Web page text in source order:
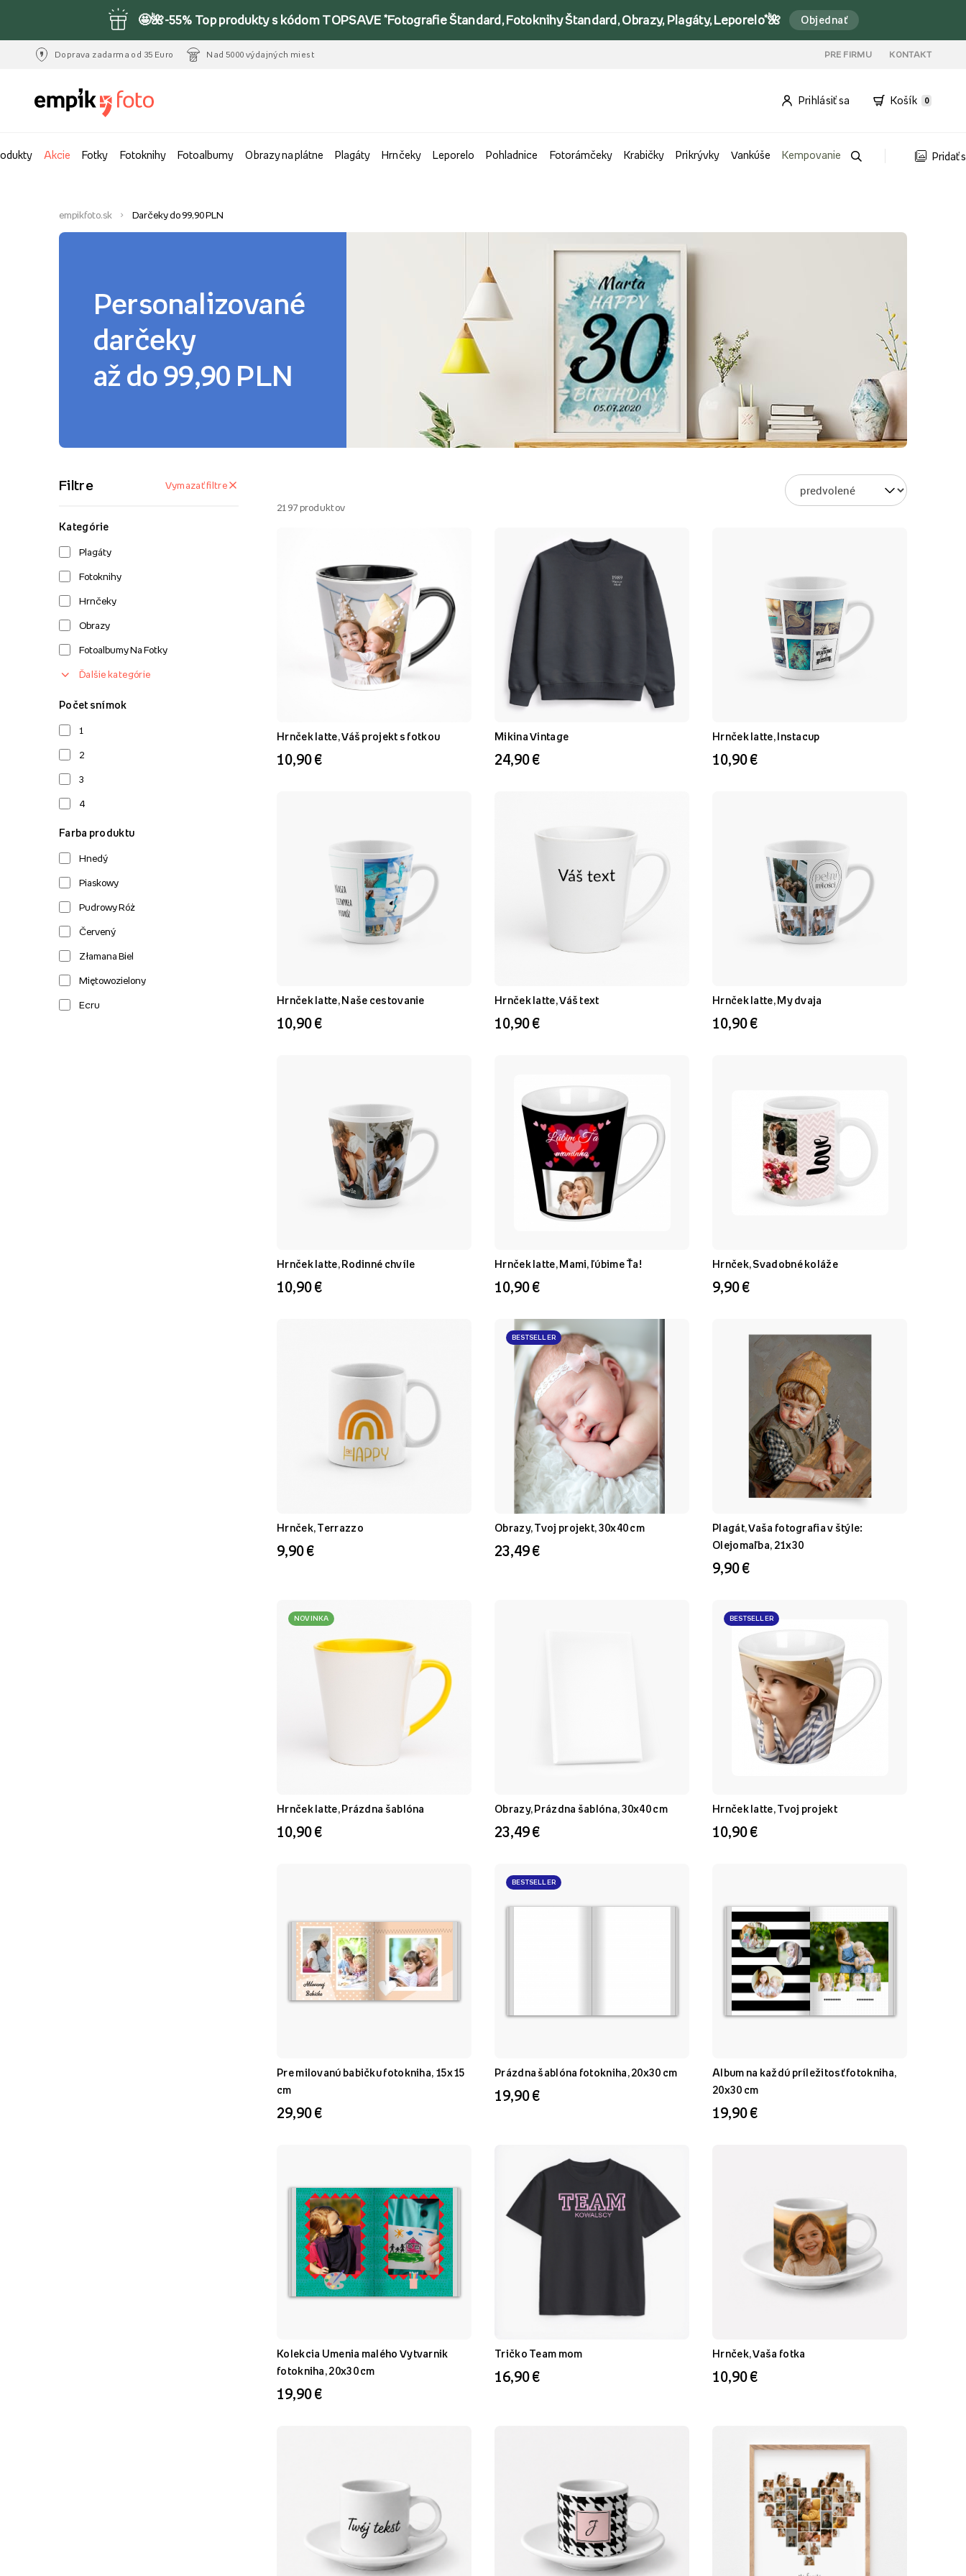
🤩🌺-55% Top produkty s kódom TOPSAVE *Fotografie Štandard, Fotoknihy Štandard, Obrazy, Plagáty, Leporelo*🌺 Objednať
Doprava zadarma od 35 Euro Nad 5000 výdajných miest PRE FIRMU KONTAKT
Prihlásiť sa Košík 0
Akcie Fotky Fotoknihy Fotoalbumy Obrazy na plátne Plagáty Hrnčeky Leporelo Pohladnice Fotorámčeky Krabičky Prikrývky Vankúše Kempovanie Pridať
empikfoto.sk Darčeky do 99,90 PLN
Personalizované
darčeky
až do 99,90 PLN
Filtre Vymazať filtre
Kategórie
Plagáty
Fotoknihy
Hrnčeky
Obrazy
Fotoalbumy Na Fotky
Ďalšie kategórie
Počet snímok
1
2
3
4
Farba produktu
Hnedý
Piaskowy
Pudrowy Róż
Červený
Złamana Biel
Miętowozielony
Ecru
2197 produktov
Hrnček latte, Váš projekt s fotkou
10,90 €
Mikina Vintage
24,90 €
Hrnček latte, Instacup
10,90 €
Hrnček latte, Naše cestovanie
10,90 €
Hrnček latte, Váš text
10,90 €
Hrnček latte, My dvaja
10,90 €
Hrnček latte, Rodinné chvíle
10,90 €
Hrnček latte, Mami, ľúbime Ťa!
10,90 €
Hrnček, Svadobné koláže
9,90 €
Hrnček, Terrazzo
9,90 €
BESTSELLER
Obrazy, Tvoj projekt, 30x40 cm
23,49 €
Plagát, Vaša fotografia v štýle:
Olejomaľba, 21x30
9,90 €
NOVINKA
Hrnček latte, Prázdna šablóna
10,90 €
Obrazy, Prázdna šablóna, 30x40 cm
23,49 €
BESTSELLER
Hrnček latte, Tvoj projekt
10,90 €
Pre milovanú babičku fotokniha, 15x15
cm
29,90 €
BESTSELLER
Prázdna šablóna fotokniha, 20x30 cm
19,90 €
Album na každú príležitosť fotokniha,
20x30 cm
19,90 €
Kolekcia Umenia malého Vytvarnik
fotokniha, 20x30 cm
19,90 €
Tričko Team mom
16,90 €
Hrnček, Vaša fotka
10,90 €